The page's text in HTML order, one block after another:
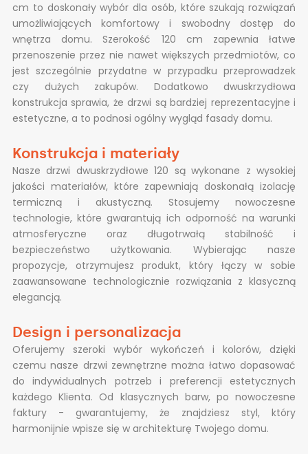
cm to doskonały wybór dla osób, które szukają rozwiązań
umożliwiających komfortowy i swobodny dostęp do
wnętrza domu. Szerokość 120 cm zapewnia łatwe
przenoszenie przez nie nawet większych przedmiotów, co
jest szczególnie przydatne w przypadku przeprowadzek
czy dużych zakupów. Dodatkowo dwuskrzydłowa
konstrukcja sprawia, że drzwi są bardziej reprezentacyjne i
estetyczne, a to podnosi ogólny wygląd fasady domu.
Konstrukcja i materiały
Nasze drzwi dwuskrzydłowe 120 są wykonane z wysokiej
jakości materiałów, które zapewniają doskonałą izolację
termiczną i akustyczną. Stosujemy nowoczesne
technologie, które gwarantują ich odporność na warunki
atmosferyczne oraz długotrwałą stabilność i
bezpieczeństwo użytkowania. Wybierając nasze
propozycje, otrzymujesz produkt, który łączy w sobie
zaawansowane technologicznie rozwiązania z klasyczną
elegancją.
Design i personalizacja
Oferujemy szeroki wybór wykończeń i kolorów, dzięki
czemu nasze drzwi zewnętrzne można łatwo dopasować
do indywidualnych potrzeb i preferencji estetycznych
każdego Klienta. Od klasycznych barw, po nowoczesne
faktury - gwarantujemy, że znajdziesz styl, który
harmonijnie wpisze się w architekturę Twojego domu.